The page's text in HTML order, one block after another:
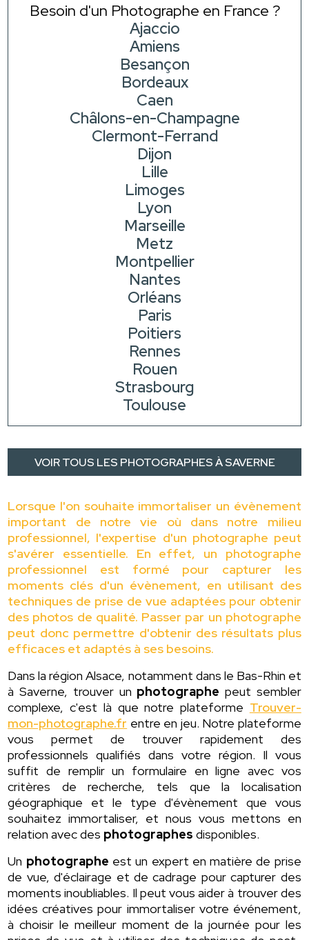
Besoin d'un Photographe en France ?
Ajaccio
Amiens
Besançon
Bordeaux
Caen
Châlons-en-Champagne
Clermont-Ferrand
Dijon
Lille
Limoges
Lyon
Marseille
Metz
Montpellier
Nantes
Orléans
Paris
Poitiers
Rennes
Rouen
Strasbourg
Toulouse
VOIR TOUS LES PHOTOGRAPHES À SAVERNE
Lorsque l'on souhaite immortaliser un évènement
important de notre vie où dans notre milieu
professionnel, l'expertise d'un photographe peut
s'avérer essentielle. En effet, un photographe
professionnel est formé pour capturer les
moments clés d'un évènement, en utilisant des
techniques de prise de vue adaptées pour obtenir
des photos de qualité. Passer par un photographe
peut donc permettre d'obtenir des résultats plus
efficaces et adaptés à ses besoins.
Dans la région Alsace, notamment dans le Bas-Rhin et
à Saverne, trouver un photographe peut sembler
complexe, c'est là que notre plateforme Trouver-
mon-photographe.fr entre en jeu. Notre plateforme
vous permet de trouver rapidement des
professionnels qualifiés dans votre région. Il vous
suffit de remplir un formulaire en ligne avec vos
critères de recherche, tels que la localisation
géographique et le type d'évènement que vous
souhaitez immortaliser, et nous vous mettons en
relation avec des photographes disponibles.
Un photographe est un expert en matière de prise
de vue, d'éclairage et de cadrage pour capturer des
moments inoubliables. Il peut vous aider à trouver des
idées créatives pour immortaliser votre événement,
à choisir le meilleur moment de la journée pour les